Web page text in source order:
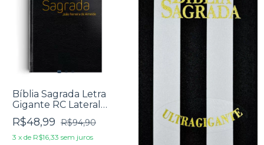
Bíblia Sagrada Letra
Gigante RC Lateral
Onça
R$48,99 R$94,90
3 x de R$16,33 sem juros